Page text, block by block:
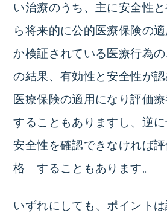
い治療のうち、主に安全性
ら将来的に公的医療保険の
か検証されている医療行為
の結果、有効性と安全性が
医療保険の適用になり評価療
することもありますし、逆
安全性を確認できなければ
格」することもあります。
いずれにしても、ポイント